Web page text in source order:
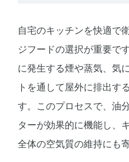
自宅のキッチンを快適で
ジフードの選択が重要で
に発生する煙や蒸気、気
トを通して屋外に排出す
す。このプロセスで、油
ターが効果的に機能し、
全体の空気質の維持にも